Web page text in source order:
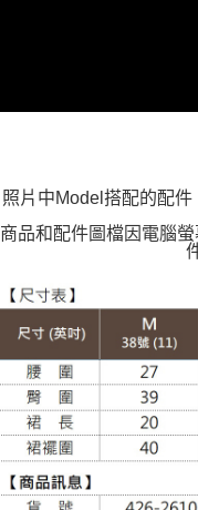
每筆NT$120
照片中Model搭配的配
商品和配件圖檔因電腦